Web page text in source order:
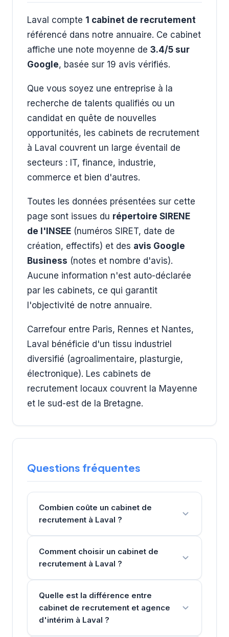
Laval compte 1 cabinet de recrutement
référencé dans notre annuaire. Ce cabinet
affiche une note moyenne de 3.4/5 sur
Google, basée sur 19 avis vérifiés.
Que vous soyez une entreprise à la
recherche de talents qualifiés ou un
candidat en quête de nouvelles
opportunités, les cabinets de recrutement
à Laval couvrent un large éventail de
secteurs : IT, finance, industrie,
commerce et bien d'autres.
Toutes les données présentées sur cette
page sont issues du répertoire SIRENE
de l'INSEE (numéros SIRET, date de
création, effectifs) et des avis Google
Business (notes et nombre d'avis).
Aucune information n'est auto-déclarée
par les cabinets, ce qui garantit
l'objectivité de notre annuaire.
Carrefour entre Paris, Rennes et Nantes,
Laval bénéficie d'un tissu industriel
diversifié (agroalimentaire, plasturgie,
électronique). Les cabinets de
recrutement locaux couvrent la Mayenne
et le sud-est de la Bretagne.
Questions fréquentes
Combien coûte un cabinet de
recrutement à Laval ?
Comment choisir un cabinet de
recrutement à Laval ?
Quelle est la différence entre
cabinet de recrutement et agence
d'intérim à Laval ?